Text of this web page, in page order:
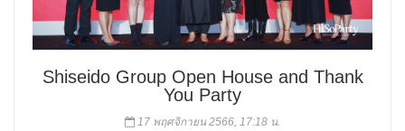
Shiseido Group Open House and Thank
You Party
17 พฤศจิกายน 2566, 17:18 น.